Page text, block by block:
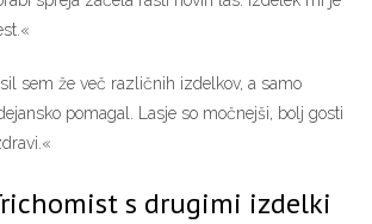
sem že več različnih izdelkov, a samo
pomagal. Lasje so močnejši, bolj gosti
s drugimi izdelki